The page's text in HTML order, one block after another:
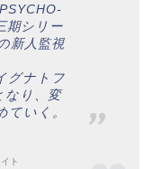
期シリー
新人監視
グナトフ
なり、変
ていく。
ト